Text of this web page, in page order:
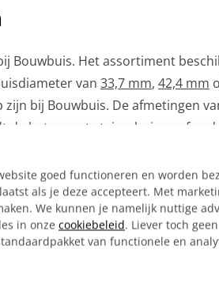
Bouwbuis. Het assortiment
van 33,7 mm, 42,4 mm
bij Bouwbuis. De afmetingen
betonvoet steigerbuizen of
waardoor deze stevig zal
artikel?
goed functioneren en worden
als je deze accepteert. Met
We kunnen je namelijk nuttige
in onze cookiebeleid. Liever toch geen
van functionele en